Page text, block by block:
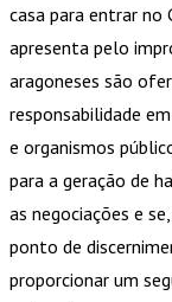
casa para entrar no
apresenta pelo
aragoneses são
responsabilidade
e organismos
para a geração de
as negociações e
ponto de
proporcionar um